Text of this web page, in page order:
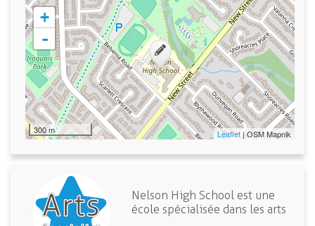
+
-
300 m Leaflet | OSM Mapnik
Nelson High School est une
école spécialisée dans les arts